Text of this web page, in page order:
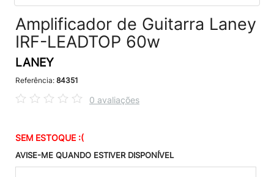
Amplificador de Guitarra Laney
IRF-LEADTOP 60w
LANEY
Referência: 84351
0 avaliações
SEM ESTOQUE :(
AVISE-ME QUANDO ESTIVER DISPONÍVEL